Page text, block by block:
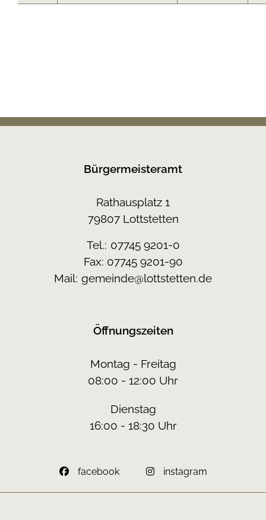
Bürgermeisteramt
Rathausplatz 1
79807 Lottstetten
Tel.: 07745 9201-0
Fax: 07745 9201-90
Mail: gemeinde@lottstetten.de
Öffnungszeiten
Montag - Freitag
08:00 - 12:00 Uhr
Dienstag
16:00 - 18:30 Uhr
facebook instagram